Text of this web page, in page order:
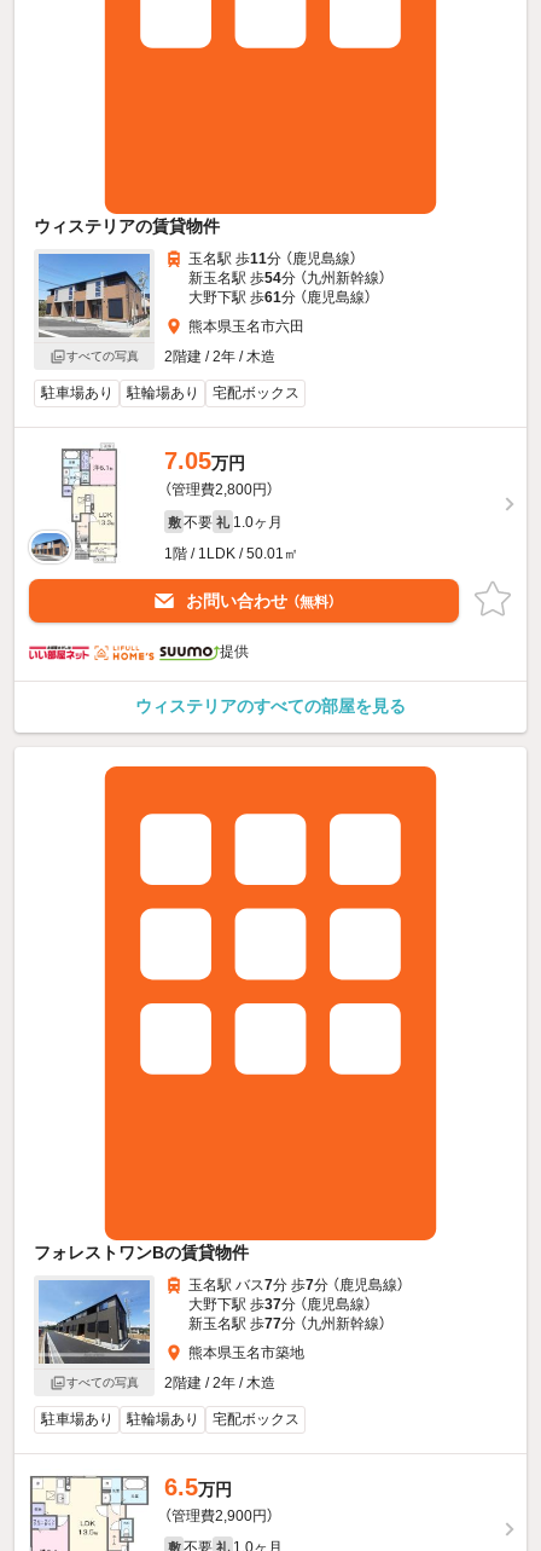
ウィステリアの賃貸物件
すべての写真
玉名駅 歩11分 （鹿児島線）
新玉名駅 歩54分 （九州新幹線）
大野下駅 歩61分 （鹿児島線）
熊本県玉名市六田
2階建 / 2年 / 木造
駐車場あり 駐輪場あり 宅配ボックス
7.05万円
（管理費2,800円）
敷 不要 礼 1.0ヶ月
1階 / 1LDK / 50.01㎡
お問い合わせ （無料）
提供
ウィステリアのすべての部屋を見る
フォレストワンBの賃貸物件
すべての写真
玉名駅 バス7分 歩7分 （鹿児島線）
大野下駅 歩37分 （鹿児島線）
新玉名駅 歩77分 （九州新幹線）
熊本県玉名市築地
2階建 / 2年 / 木造
駐車場あり 駐輪場あり 宅配ボックス
6.5万円
（管理費2,900円）
敷 礼